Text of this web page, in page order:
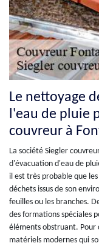
Le nettoyage
l'eau de pluie
couvreur à
La société Siegler
d'évacuation d'eau de
il est très probable que
déchets issus de son
feuilles ou les branches.
des formations spéciales
éléments obstruant. Pour
matériels modernes qui